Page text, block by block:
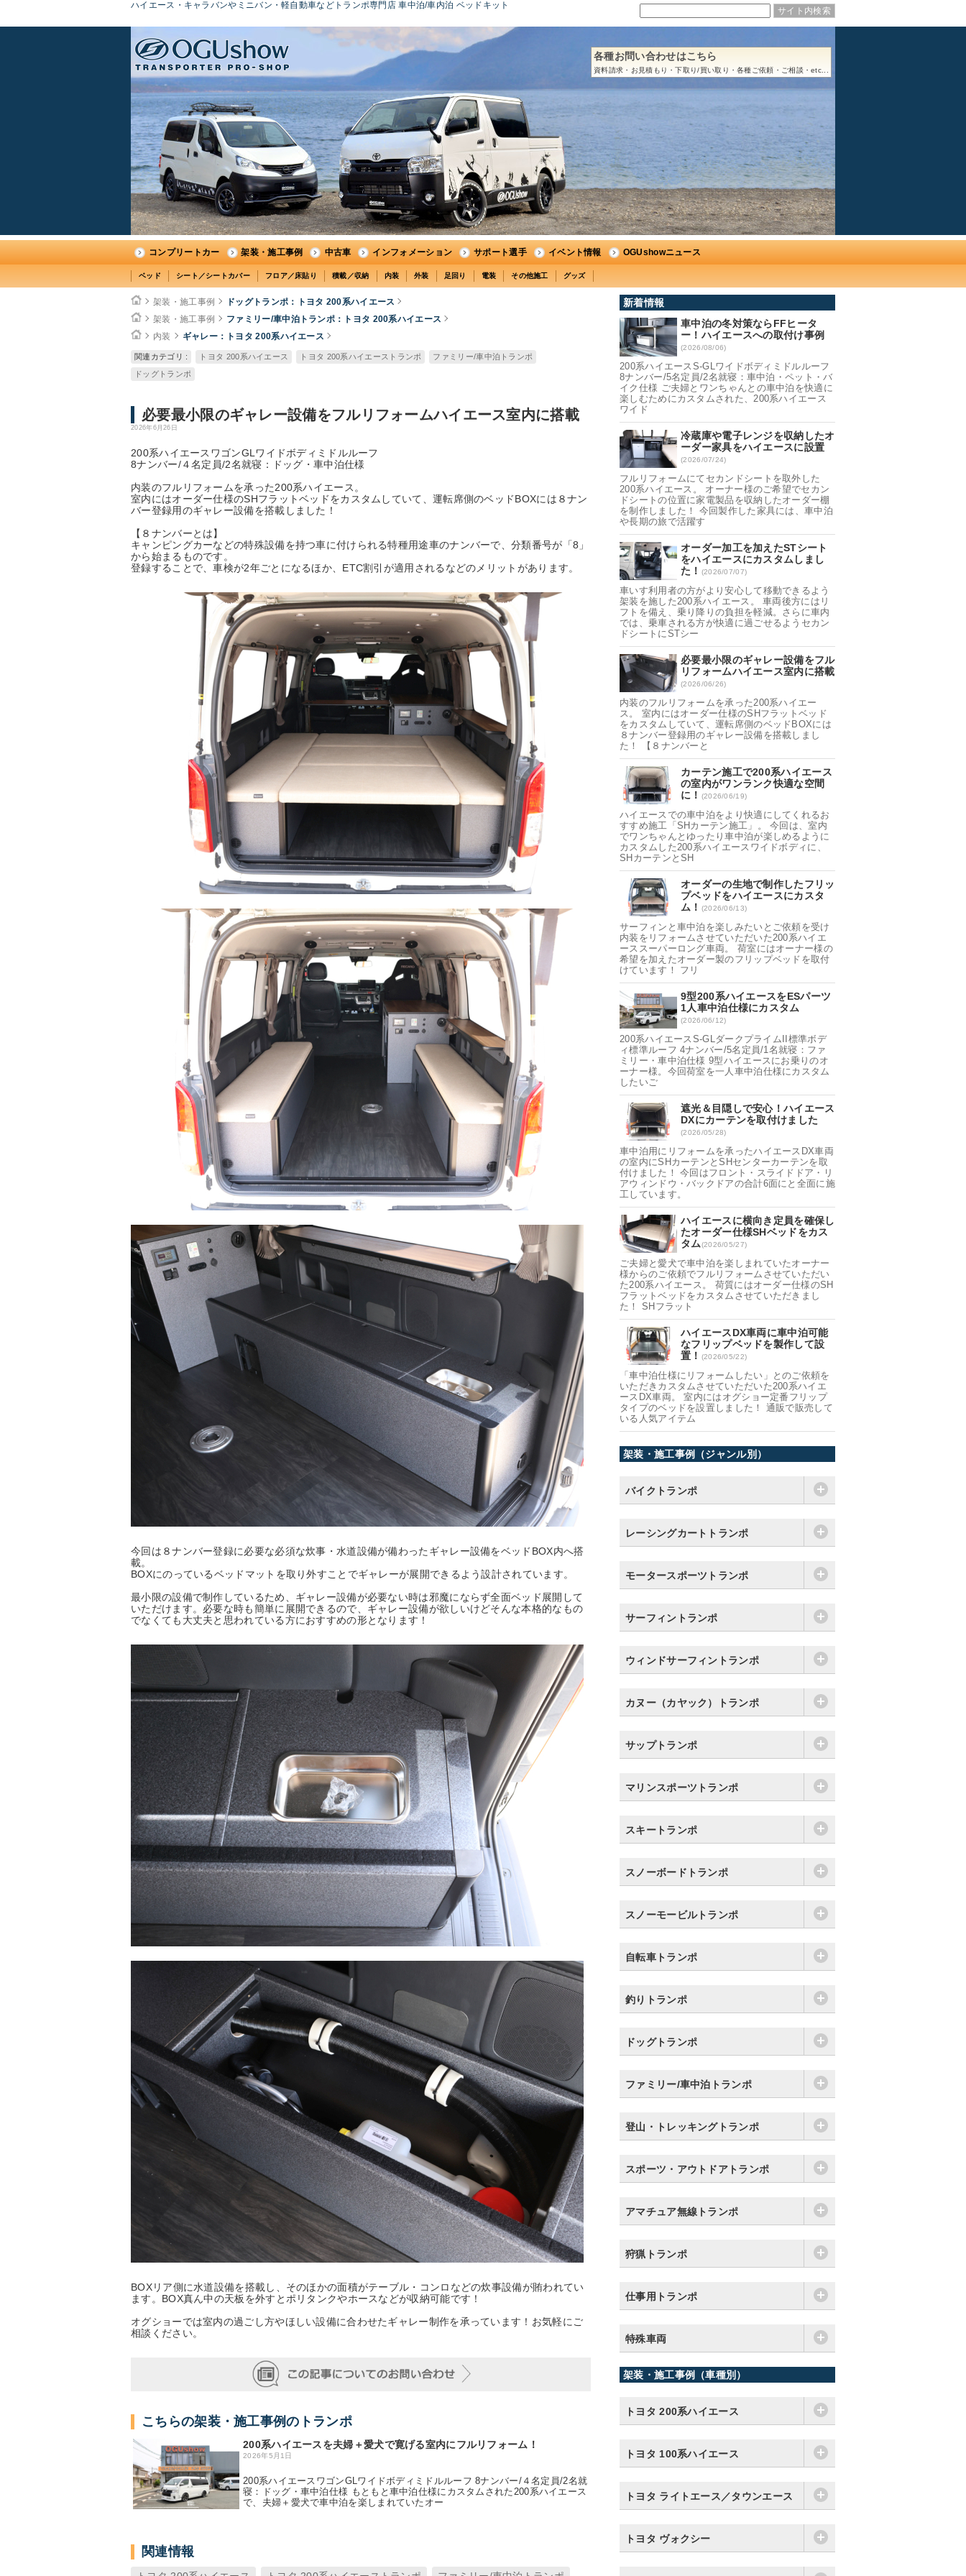
ハイエース・キャラバンやミニバン・軽自動車などトランポ専門店 車中泊/車内泊 ベッドキット
各種お問い合わせはこちら
資料請求・お見積もり・下取り/買い取り・各種ご依頼・ご相談・etc...
コンプリートカー 架装・施工事例 中古車 インフォメーション サポート選手 イベント情報 OGUshowニュース
ベッド シート／シートカバー フロア／床貼り 積載／収納 内装 外装 足回り 電装 その他施工 グッズ
架装・施工事例
ドッグトランポ：トヨタ 200系ハイエース
架装・施工事例
ファミリー/車中泊トランポ：トヨタ 200系ハイエース
内装
ギャレー：トヨタ 200系ハイエース
関連カテゴリ : トヨタ 200系ハイエース トヨタ 200系ハイエーストランポ
ファミリー/車中泊トランポ
ドッグトランポ
必要最小限のギャレー設備をフルリフォームハイエース室内に搭載
2026年6月26日
200系ハイエースワゴンGLワイドボディミドルルーフ
8ナンバー/４名定員/2名就寝：ドッグ・車中泊仕様
内装のフルリフォームを承った200系ハイエース。
室内にはオーダー仕様のSHフラットベッドをカスタムしていて、運転席側のベッドBOXには８ナン
バー登録用のギャレー設備を搭載しました！
【８ナンバーとは】
キャンピングカーなどの特殊設備を持つ車に付けられる特種用途車のナンバーで、分類番号が「8」
から始まるものです。
登録することで、車検が2年ごとになるほか、ETC割引が適用されるなどのメリットがあります。
今回は８ナンバー登録に必要な必須な炊事・水道設備が備わったギャレー設備をベッドBOX内へ搭
載。
BOXにのっているベッドマットを取り外すことでギャレーが展開できるよう設計されています。
最小限の設備で制作しているため、ギャレー設備が必要ない時は邪魔にならず全面ベッド展開して
いただけます。必要な時も簡単に展開できるので、ギャレー設備が欲しいけどそんな本格的なもの
でなくても大丈夫と思われている方におすすめの形となります！
BOXリア側に水道設備を搭載し、そのほかの面積がテーブル・コンロなどの炊事設備が賄われてい
ます。BOX真ん中の天板を外すとポリタンクやホースなどが収納可能です！
オグショーでは室内の過ごし方やほしい設備に合わせたギャレー制作を承っています！お気軽にご
相談ください。
こちらの架装・施工事例のトランポ
200系ハイエースを夫婦＋愛犬で寛げる室内にフルリフォーム！
2026年5月1日
200系ハイエースワゴンGLワイドボディミドルルーフ 8ナンバー/４名定員/2名就
寝：ドッグ・車中泊仕様 もともと車中泊仕様にカスタムされた200系ハイエース
で、夫婦＋愛犬で車中泊を楽しまれていたオー
関連情報
新着情報
車中泊の冬対策ならFFヒータ
ー！ハイエースへの取付け事例
(2026/08/06)
200系ハイエースS-GLワイドボディミドルルーフ
8ナンバー/5名定員/2名就寝：車中泊・ペット・バ
イク仕様 ご夫婦とワンちゃんとの車中泊を快適に
楽しむためにカスタムされた、200系ハイエース
ワイド
冷蔵庫や電子レンジを収納したオ
ーダー家具をハイエースに設置
(2026/07/24)
フルリフォームにてセカンドシートを取外した
200系ハイエース。 オーナー様のご希望でセカン
ドシートの位置に家電製品を収納したオーダー棚
を制作しました！ 今回製作した家具には、車中泊
や長期の旅で活躍す
オーダー加工を加えたSTシート
をハイエースにカスタムしまし
た！ (2026/07/07)
車いす利用者の方がより安心して移動できるよう
架装を施した200系ハイエース。 車両後方にはリ
フトを備え、乗り降りの負担を軽減。さらに車内
では、乗車される方が快適に過ごせるようセカン
ドシートにSTシー
必要最小限のギャレー設備をフル
リフォームハイエース室内に搭載
(2026/06/26)
内装のフルリフォームを承った200系ハイエー
ス。 室内にはオーダー仕様のSHフラットベッド
をカスタムしていて、運転席側のベッドBOXには
８ナンバー登録用のギャレー設備を搭載しまし
た！ 【８ナンバーと
カーテン施工で200系ハイエース
の室内がワンランク快適な空間
に！ (2026/06/19)
ハイエースでの車中泊をより快適にしてくれるお
すすめ施工「SHカーテン施工」。 今回は、室内
でワンちゃんとゆったり車中泊が楽しめるように
カスタムした200系ハイエースワイドボディに、
SHカーテンとSH
オーダーの生地で制作したフリッ
プベッドをハイエースにカスタ
ム！ (2026/06/13)
サーフィンと車中泊を楽しみたいとご依頼を受け
内装をリフォームさせていただいた200系ハイエ
ーススーパーロング車両。 荷室にはオーナー様の
希望を加えたオーダー製のフリップベッドを取付
けています！ フリ
9型200系ハイエースをESパーツ
1人車中泊仕様にカスタム
(2026/06/12)
200系ハイエースS-GLダークプライムII標準ボデ
ィ標準ルーフ 4ナンバー/5名定員/1名就寝：ファ
ミリー・車中泊仕様 9型ハイエースにお乗りのオ
ーナー様。今回荷室を一人車中泊仕様にカスタム
したいご
遮光＆目隠しで安心！ハイエース
DXにカーテンを取付けました
(2026/05/28)
車中泊用にリフォームを承ったハイエースDX車両
の室内にSHカーテンとSHセンターカーテンを取
付けました！ 今回はフロント・スライドドア・リ
アウィンドウ・バックドアの合計6面にと全面に施
工しています。
ハイエースに横向き定員を確保し
たオーダー仕様SHベッドをカス
タム(2026/05/27)
ご夫婦と愛犬で車中泊を楽しまれていたオーナー
様からのご依頼でフルリフォームさせていただい
た200系ハイエース。 荷質にはオーダー仕様のSH
フラットベッドをカスタムさせていただきまし
た！ SHフラット
ハイエースDX車両に車中泊可能
なフリップベッドを製作して設
置！ (2026/05/22)
「車中泊仕様にリフォームしたい」とのご依頼を
いただきカスタムさせていただいた200系ハイエ
ースDX車両。 室内にはオグショー定番フリップ
タイプのベッドを設置しました！ 通販で販売して
いる人気アイテム
架装・施工事例（ジャンル別）
バイクトランポ
レーシングカートトランポ
モータースポーツトランポ
サーフィントランポ
ウィンドサーフィントランポ
カヌー（カヤック）トランポ
サップトランポ
マリンスポーツトランポ
スキートランポ
スノーボードトランポ
スノーモービルトランポ
自転車トランポ
釣りトランポ
ドッグトランポ
ファミリー/車中泊トランポ
登山・トレッキングトランポ
スポーツ・アウトドアトランポ
アマチュア無線トランポ
狩猟トランポ
仕事用トランポ
特殊車両
架装・施工事例（車種別）
トヨタ 200系ハイエース
トヨタ 100系ハイエース
トヨタ ライトエース／タウンエース
トヨタ ヴォクシー